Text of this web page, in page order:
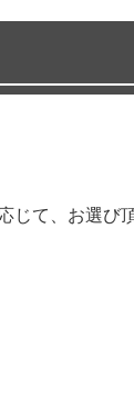
て、お選び